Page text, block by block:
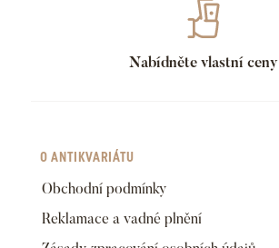
Nabídněte vlastní ceny
O ANTIKVARIÁTU
Obchodní podmínky
Reklamace a vadné plnění